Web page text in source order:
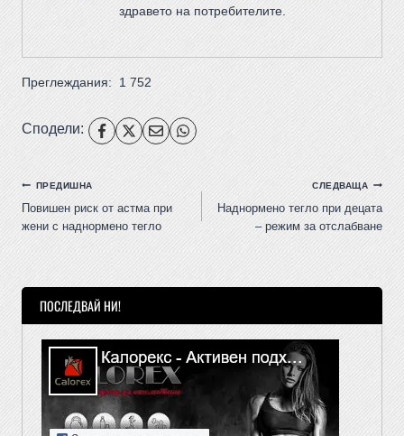
здравето на потребителите.
Преглеждания: 1 752
Сподели:
ПРЕДИШНА
Повишен риск от астма при
жени с наднормено тегло
СЛЕДВАЩА
Наднормено тегло при децата
– режим за отслабване
ПОСЛЕДВАЙ НИ!